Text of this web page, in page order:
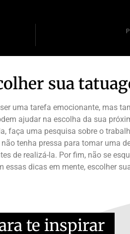
sua
uma tarefa emocionante, mas
ajudar na escolha da sua
faça uma pesquisa sobre o
tenha pressa para tomar uma
de realizá-la. Por fim, não se
essas dicas em mente, escolher
te inspirar